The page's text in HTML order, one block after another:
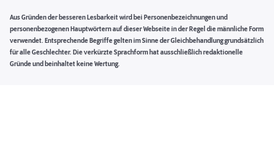
Aus Gründen der besseren Lesbarkeit wird bei Personenbezeichnungen und
personenbezogenen Hauptwörtern auf dieser Webseite in der Regel die männliche Form
verwendet. Entsprechende Begriffe gelten im Sinne der Gleichbehandlung grundsätzlich
für alle Geschlechter. Die verkürzte Sprachform hat ausschließlich redaktionelle
Gründe und beinhaltet keine Wertung.